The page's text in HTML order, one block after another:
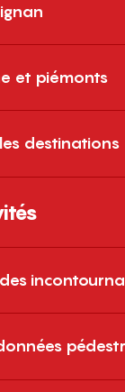
et piémonts
destinations